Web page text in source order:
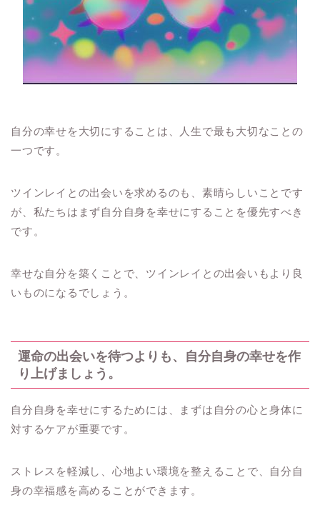
自分の幸せを大切にすることは、人生で最も大切なことの
一つです。
ツインレイとの出会いを求めるのも、素晴らしいことです
が、私たちはまず自分自身を幸せにすることを優先すべき
です。
幸せな自分を築くことで、ツインレイとの出会いもより良
いものになるでしょう。
運命の出会いを待つよりも、自分自身の幸せを作
り上げましょう。
自分自身を幸せにするためには、まずは自分の心と身体に
対するケアが重要です。
ストレスを軽減し、心地よい環境を整えることで、自分自
身の幸福感を高めることができます。